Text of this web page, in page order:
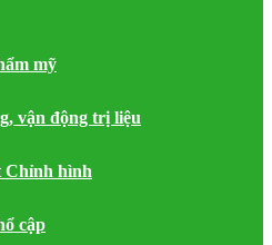
mỹ
vận động trị liệu
Chỉnh hình
cập